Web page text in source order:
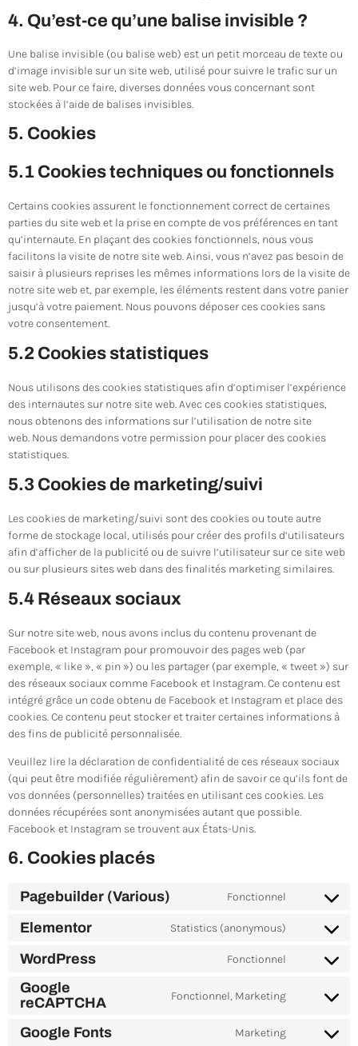
4. Qu’est-ce qu’une balise invisible ?
Une balise invisible (ou balise web) est un petit morceau de texte ou
d’image invisible sur un site web, utilisé pour suivre le trafic sur un
site web. Pour ce faire, diverses données vous concernant sont
stockées à l’aide de balises invisibles.
5. Cookies
5.1 Cookies techniques ou fonctionnels
Certains cookies assurent le fonctionnement correct de certaines
parties du site web et la prise en compte de vos préférences en tant
qu’internaute. En plaçant des cookies fonctionnels, nous vous
facilitons la visite de notre site web. Ainsi, vous n’avez pas besoin de
saisir à plusieurs reprises les mêmes informations lors de la visite de
notre site web et, par exemple, les éléments restent dans votre panier
jusqu’à votre paiement. Nous pouvons déposer ces cookies sans
votre consentement.
5.2 Cookies statistiques
Nous utilisons des cookies statistiques afin d’optimiser l’expérience
des internautes sur notre site web. Avec ces cookies statistiques,
nous obtenons des informations sur l’utilisation de notre site
web. Nous demandons votre permission pour placer des cookies
statistiques.
5.3 Cookies de marketing/suivi
Les cookies de marketing/suivi sont des cookies ou toute autre
forme de stockage local, utilisés pour créer des profils d’utilisateurs
afin d’afficher de la publicité ou de suivre l’utilisateur sur ce site web
ou sur plusieurs sites web dans des finalités marketing similaires.
5.4 Réseaux sociaux
Sur notre site web, nous avons inclus du contenu provenant de
Facebook et Instagram pour promouvoir des pages web (par
exemple, « like », « pin ») ou les partager (par exemple, « tweet ») sur
des réseaux sociaux comme Facebook et Instagram. Ce contenu est
intégré grâce un code obtenu de Facebook et Instagram et place des
cookies. Ce contenu peut stocker et traiter certaines informations à
des fins de publicité personnalisée.
Veuillez lire la déclaration de confidentialité de ces réseaux sociaux
(qui peut être modifiée régulièrement) afin de savoir ce qu’ils font de
vos données (personnelles) traitées en utilisant ces cookies. Les
données récupérées sont anonymisées autant que possible.
Facebook et Instagram se trouvent aux États-Unis.
6. Cookies placés
Pagebuilder (Various) Fonctionnel
Elementor Statistics (anonymous)
WordPress Fonctionnel
Google
reCAPTCHA
Fonctionnel, Marketing
Google Fonts Marketing